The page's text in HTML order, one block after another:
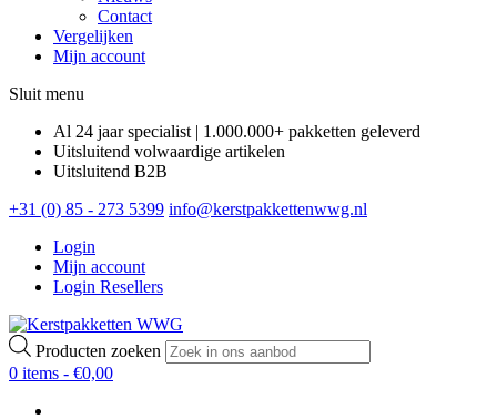
Contact
Vergelijken
Mijn account
Sluit menu
Al 24 jaar specialist | 1.000.000+ pakketten geleverd
Uitsluitend volwaardige artikelen
Uitsluitend B2B
+31 (0) 85 - 273 5399 info@kerstpakkettenwwg.nl
Login
Mijn account
Login Resellers
Producten zoeken
0 items - €0,00